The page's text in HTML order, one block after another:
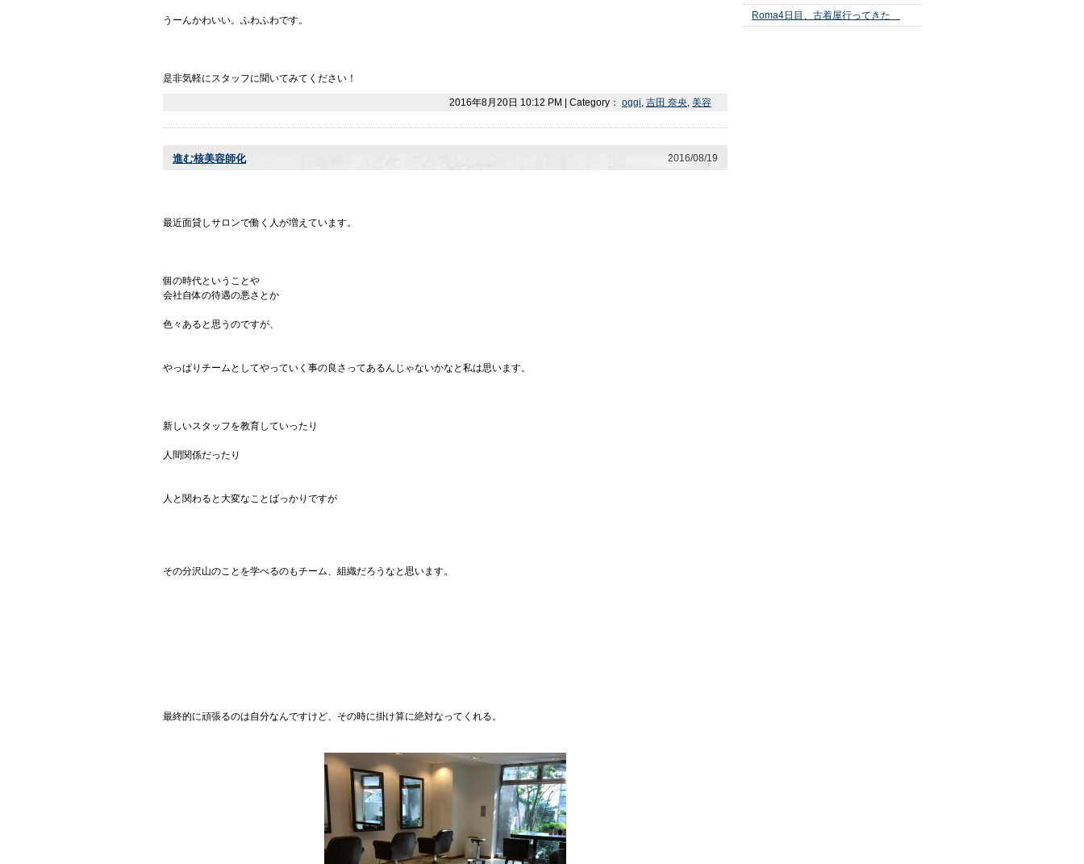
うーんかわいい。ふわふわです。
是非気軽にスタッフに聞いてみてください！
2016年8月20日 10:12 PM | Category： oggi, 吉田 奈央, 美容
進む核美容師化 2016/08/19
最近面貸しサロンで働く人が増えています。
個の時代ということや
会社自体の待遇の悪さとか
色々あると思うのですが、
やっぱりチームとしてやっていく事の良さってあるんじゃないかなと私は思います。
新しいスタッフを教育していったり
人間関係だったり
人と関わると大変なことばっかりですが
その分沢山のことを学べるのもチーム、組織だろうなと思います。
最終的に頑張るのは自分なんですけど、その時に掛け算に絶対なってくれる。
Roma4日目、古着屋行ってきた